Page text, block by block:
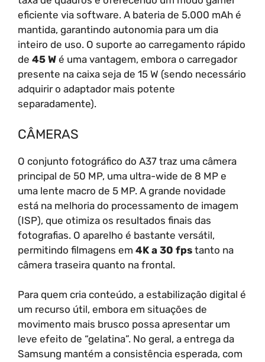
eficiente via software. A bateria de 5.000 mAh é
mantida, garantindo autonomia para um dia
inteiro de uso. O suporte ao carregamento rápido
de 45 W é uma vantagem, embora o carregador
presente na caixa seja de 15 W (sendo necessário
adquirir o adaptador mais potente
separadamente).
CÂMERAS
O conjunto fotográfico do A37 traz uma câmera
principal de 50 MP, uma ultra-wide de 8 MP e
uma lente macro de 5 MP. A grande novidade
está na melhoria do processamento de imagem
(ISP), que otimiza os resultados finais das
fotografias. O aparelho é bastante versátil,
permitindo filmagens em 4K a 30 fps tanto na
câmera traseira quanto na frontal.
Para quem cria conteúdo, a estabilização digital é
um recurso útil, embora em situações de
movimento mais brusco possa apresentar um
leve efeito de “gelatina”. No geral, a entrega da
Samsung mantém a consistência esperada, com